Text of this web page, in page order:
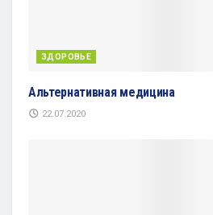
ЗДОРОВЬЕ
Альтернативная медицина
22.07.2020